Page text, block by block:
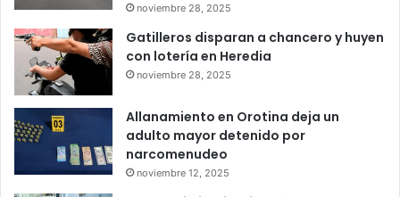
noviembre 28, 2025
Gatilleros disparan a chancero y huyen
con lotería en Heredia
noviembre 28, 2025
Allanamiento en Orotina deja un
adulto mayor detenido por
narcomenudeo
noviembre 12, 2025